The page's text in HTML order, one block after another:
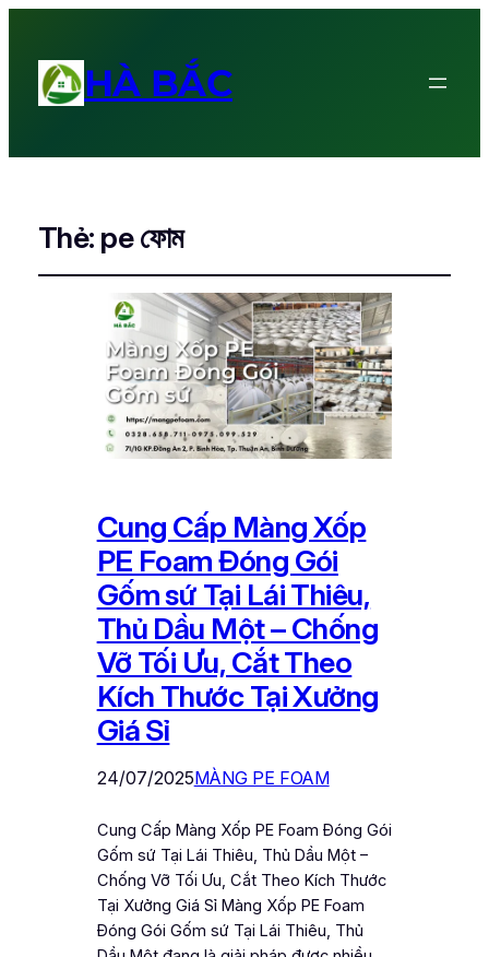
HÀ BẮC
Thẻ: pe ফোম
Cung Cấp Màng Xốp
PE Foam Đóng Gói
Gốm sứ Tại Lái Thiêu,
Thủ Dầu Một – Chống
Vỡ Tối Ưu, Cắt Theo
Kích Thước Tại Xưởng
Giá Sỉ
24/07/2025MÀNG PE FOAM
Cung Cấp Màng Xốp PE Foam Đóng Gói
Gốm sứ Tại Lái Thiêu, Thủ Dầu Một –
Chống Vỡ Tối Ưu, Cắt Theo Kích Thước
Tại Xưởng Giá Sỉ Màng Xốp PE Foam
Đóng Gói Gốm sứ Tại Lái Thiêu, Thủ